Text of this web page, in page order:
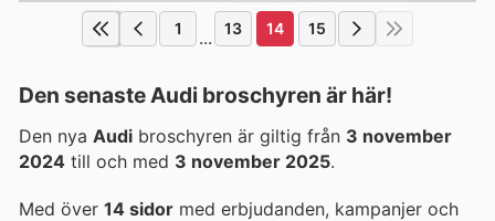
1 ... 13 14 15
Den senaste Audi broschyren är här!
Den nya Audi broschyren är giltig från 3 november
2024 till och med 3 november 2025.
Med över 14 sidor med erbjudanden, kampanjer och